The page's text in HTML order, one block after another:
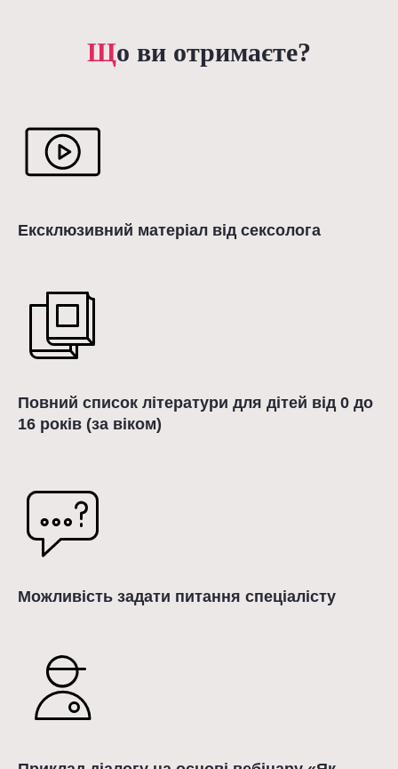
Що ви отримаєте?
Ексклюзивний матеріал від сексолога
Повний список літератури для дітей від 0 до
16 років (за віком)
Можливість задати питання спеціалісту